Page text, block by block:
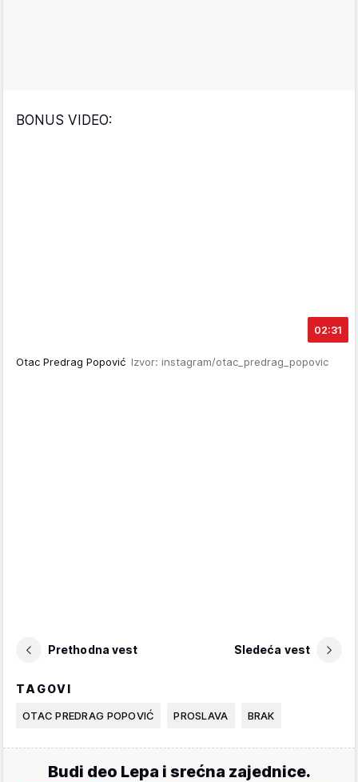
BONUS VIDEO:
02:31
Otac Predrag Popović Izvor: instagram/otac_predrag_popovic
Prethodna vest Sledeća vest
TAGOVI
OTAC PREDRAG POPOVIĆ PROSLAVA BRAK
Budi deo Lepa i srećna zajednice.